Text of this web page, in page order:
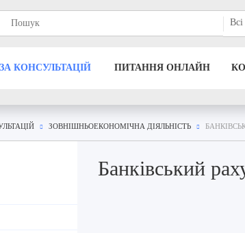
Всі
КОНСУЛЬТАЦIЙ ПИТАННЯ ОНЛАЙН
ЗОВНІШНЬОЕКОНОМІЧНА ДІЯЛЬНІСТЬ
Банківський